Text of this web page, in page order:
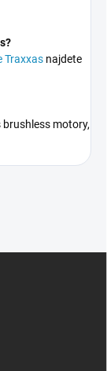
Traxxas najdete
brushless motory,